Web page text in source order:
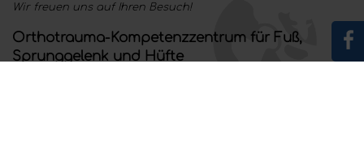
Wir freuen uns auf Ihren Besuch!
Orthotrauma-Kompetenzzentrum für Fuß,
Sprunggelenk und Hüfte